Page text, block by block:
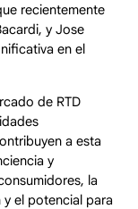
recientemente
y Jose
en el
de RTD
a esta
y
la
el potencial para